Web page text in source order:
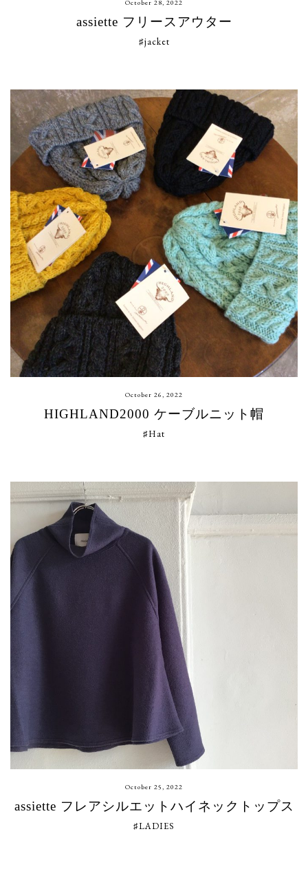
October 28, 2022
assiette フリースアウター
♯jacket
October 26, 2022
HIGHLAND2000 ケーブルニット帽
♯Hat
October 25, 2022
assiette フレアシルエットハイネックトップス
♯LADIES